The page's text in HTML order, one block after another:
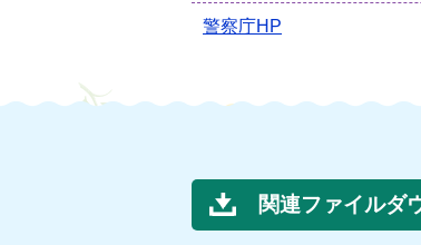
警察庁HP
関連ファイルダ